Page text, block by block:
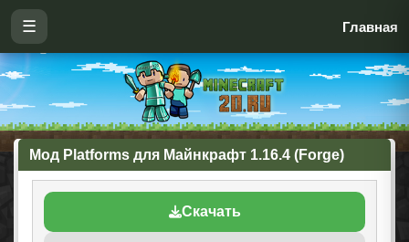
☰ Главная
Мод Platforms для Майнкрафт 1.16.4 (Forge)
Скачать